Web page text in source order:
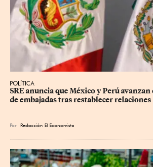
POLÍTICA
SRE anuncia que México y Perú
de embajadas tras restablecer relaciones
Por Redacción El Economista